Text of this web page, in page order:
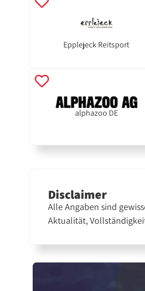
Epplejeck Reitsport
alphazoo DE
Disclaimer
Alle Angaben sind
Aktualität,